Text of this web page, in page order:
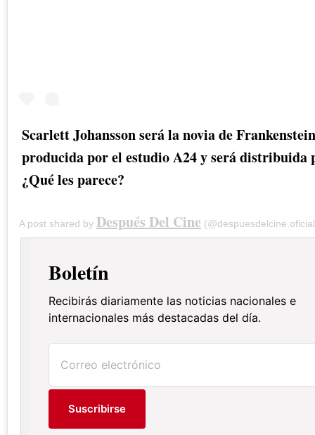
Scarlett Johansson será la novia de
producida por el estudio A24 y será distribuida
¿Qué les parece?
A post shared by Después Del Cine
Boletín
Recibirás diariamente las noticias nacionales e
internacionales más destacadas del día.
Suscribirse